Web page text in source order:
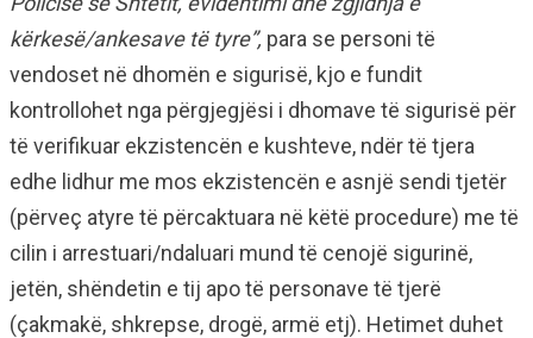
kërkesë/ankesave të tyre”, para se personi të
vendoset në dhomën e sigurisë, kjo e fundit
kontrollohet nga përgjegjësi i dhomave të sigurisë për
të verifikuar ekzistencën e kushteve, ndër të tjera
edhe lidhur me mos ekzistencën e asnjë sendi tjetër
(përveç atyre të përcaktuara në këtë procedure) me të
cilin i arrestuari/ndaluari mund të cenojë sigurinë,
jetën, shëndetin e tij apo të personave të tjerë
(çakmakë, shkrepse, drogë, armë etj). Hetimet duhet